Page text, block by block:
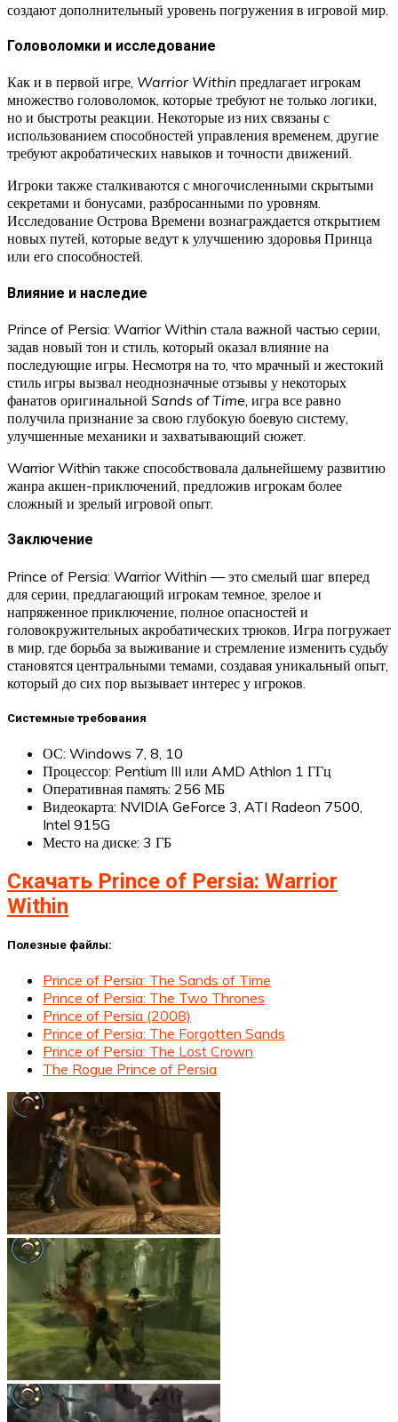
создают дополнительный уровень погружения в игровой мир.
Головоломки и исследование
Как и в первой игре, Warrior Within предлагает игрокам
множество головоломок, которые требуют не только логики,
но и быстроты реакции. Некоторые из них связаны с
использованием способностей управления временем, другие
требуют акробатических навыков и точности движений.
Игроки также сталкиваются с многочисленными скрытыми
секретами и бонусами, разбросанными по уровням.
Исследование Острова Времени вознаграждается открытием
новых путей, которые ведут к улучшению здоровья Принца
или его способностей.
Влияние и наследие
Prince of Persia: Warrior Within стала важной частью серии,
задав новый тон и стиль, который оказал влияние на
последующие игры. Несмотря на то, что мрачный и жестокий
стиль игры вызвал неоднозначные отзывы у некоторых
фанатов оригинальной Sands of Time , игра все равно
получила признание за свою глубокую боевую систему,
улучшенные механики и захватывающий сюжет.
Warrior Within также способствовала дальнейшему развитию
жанра акшен-приключений, предложив игрокам более
сложный и зрелый игровой опыт.
Заключение
Prince of Persia: Warrior Within — это смелый шаг вперед
для серии, предлагающий игрокам темное, зрелое и
напряженное приключение, полное опасностей и
головокружительных акробатических трюков. Игра погружает
в мир, где борьба за выживание и стремление изменить судьбу
становятся центральными темами, создавая уникальный опыт,
который до сих пор вызывает интерес у игроков.
Системные требования
ОС: Windows 7, 8, 10
Процессор: Pentium III или AMD Athlon 1 ГГц
Оперативная память: 256 МБ
Видеокарта: NVIDIA GeForce 3, ATI Radeon 7500,
Intel 915G
Место на диске: 3 ГБ
Скачать Prince of Persia: Warrior
Within
Полезные файлы:
Prince of Persia: The Sands of Time
Prince of Persia: The Two Thrones
Prince of Persia (2008)
Prince of Persia: The Forgotten Sands
Prince of Persia: The Lost Crown
The Rogue Prince of Persia